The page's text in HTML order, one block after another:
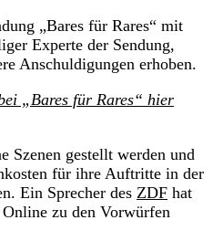
„Bares für Rares“ mit
Experte der Sendung,
Anschuldigungen erhoben.
„Bares für Rares“ hier
Szenen gestellt werden und
für ihre Auftritte in der
Ein Sprecher des ZDF hat
zu den Vorwürfen